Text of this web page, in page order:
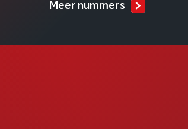
Meer nummers